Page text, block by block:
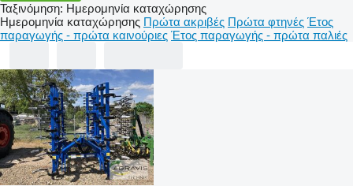
Ταξινόμηση: Ημερομηνία καταχώρησης
Ημερομηνία καταχώρησης Πρώτα ακριβές Πρώτα φτηνές Έτος
παραγωγής - πρώτα καινούριες Έτος παραγωγής - πρώτα παλιές